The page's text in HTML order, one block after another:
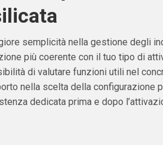
semplicità nella gestione degli
più coerente con il tuo tipo di
di valutare funzioni utili nel
nella scelta della configurazione
dedicata prima e dopo